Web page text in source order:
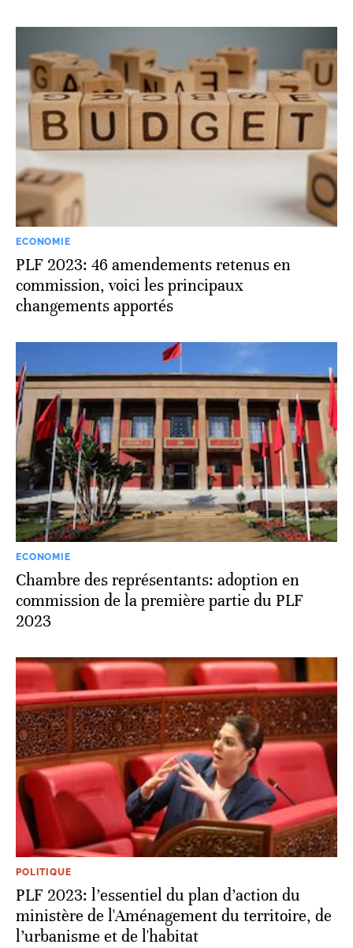
ECONOMIE
PLF 2023: 46 amendements retenus en
commission, voici les principaux
changements apportés
ECONOMIE
Chambre des représentants: adoption en
commission de la première partie du PLF
2023
POLITIQUE
PLF 2023: l’essentiel du plan d’action du
ministère de l'Aménagement du territoire, de
l’urbanisme et de l'habitat